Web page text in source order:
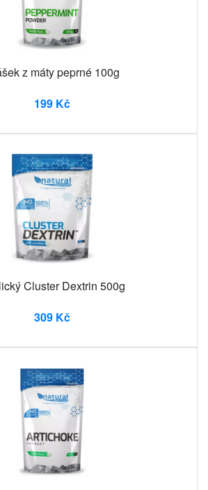
z máty peprné 100g
199 Kč
Cluster Dextrin 500g
309 Kč